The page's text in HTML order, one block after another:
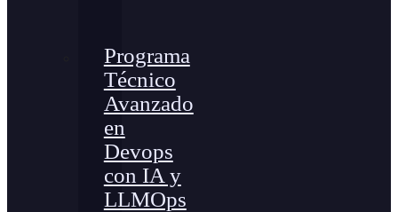
Programa
Técnico
Avanzado
en
Devops
con IA y
LLMOps